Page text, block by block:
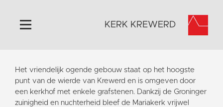
Home
Algemeen
Historie
KERK KREWERD
Het vriendelijk ogende gebouw staat op het hoogste
punt van de wierde van Krewerd en is omgeven door
een kerkhof met enkele grafstenen. Dankzij de Groninger
zuinigheid en nuchterheid bleef de Mariakerk vrijwel